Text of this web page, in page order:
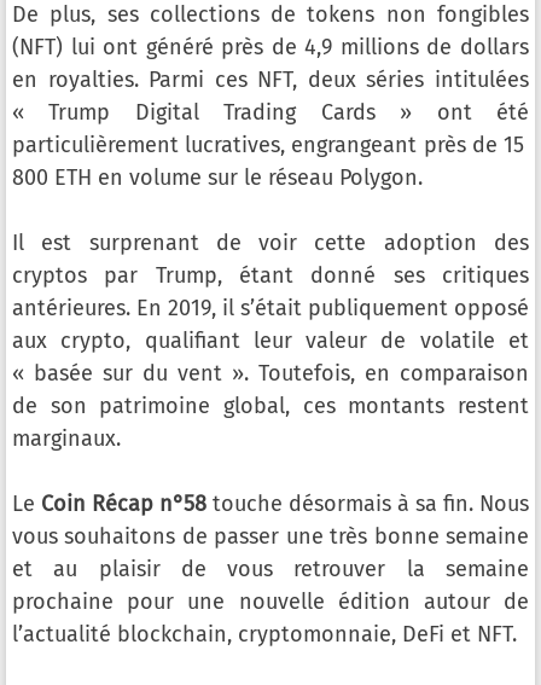
De plus, ses collections de tokens non fongibles
(NFT) lui ont généré près de 4,9 millions de dollars
en royalties. Parmi ces NFT, deux séries intitulées
« Trump Digital Trading Cards » ont été
particulièrement lucratives, engrangeant près de 15
800 ETH en volume sur le réseau Polygon.
Il est surprenant de voir cette adoption des
cryptos par Trump, étant donné ses critiques
antérieures. En 2019, il s’était publiquement opposé
aux crypto, qualifiant leur valeur de volatile et
« basée sur du vent ». Toutefois, en comparaison
de son patrimoine global, ces montants restent
marginaux.
Le Coin Récap n°58 touche désormais à sa fin. Nous
vous souhaitons de passer une très bonne semaine
et au plaisir de vous retrouver la semaine
prochaine pour une nouvelle édition autour de
l’actualité blockchain, cryptomonnaie, DeFi et NFT.